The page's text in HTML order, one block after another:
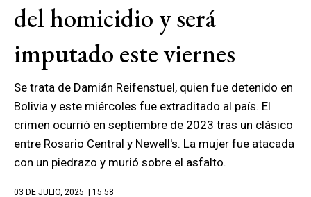
del homicidio y será
imputado este viernes
Se trata de Damián Reifenstuel, quien fue detenido en
Bolivia y este miércoles fue extraditado al país. El
crimen ocurrió en septiembre de 2023 tras un clásico
entre Rosario Central y Newell's. La mujer fue atacada
con un piedrazo y murió sobre el asfalto.
03 DE JULIO, 2025 | 15.58